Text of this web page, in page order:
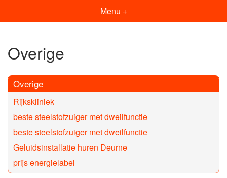
Menu +
Overige
Overige
Rijkskliniek
beste steelstofzuiger met dweilfunctie
beste steelstofzuiger met dweilfunctie
Geluidsinstallatie huren Deurne
prijs energielabel